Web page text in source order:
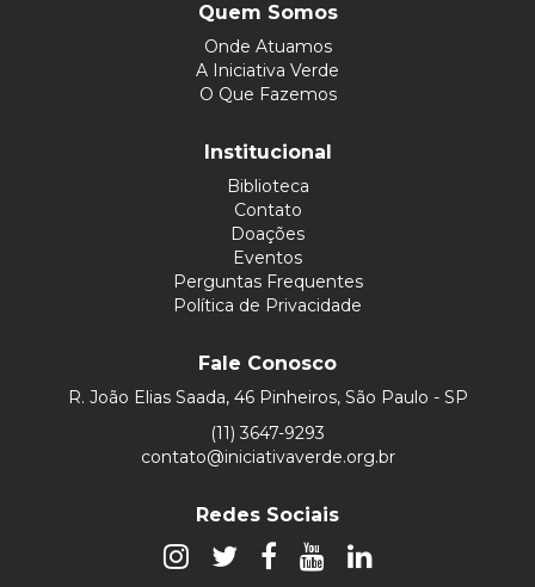
Quem Somos
Onde Atuamos
A Iniciativa Verde
O Que Fazemos
Institucional
Biblioteca
Contato
Doações
Eventos
Perguntas Frequentes
Política de Privacidade
Fale Conosco
R. João Elias Saada, 46 Pinheiros, São Paulo - SP
(11) 3647-9293
contato@iniciativaverde.org.br
Redes Sociais